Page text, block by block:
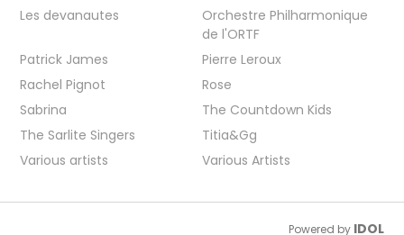
Les devanautes
Orchestre Philharmonique
de l'ORTF
Patrick James
Pierre Leroux
Rachel Pignot
Rose
Sabrina
The Countdown Kids
The Sarlite Singers
Titia&Gg
Various artists
Various Artists
Powered by IDOL